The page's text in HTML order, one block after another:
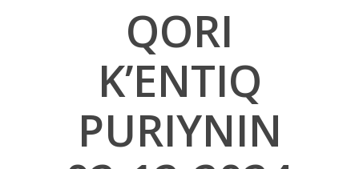
QORI
K’ENTIQ
PURIYNIN